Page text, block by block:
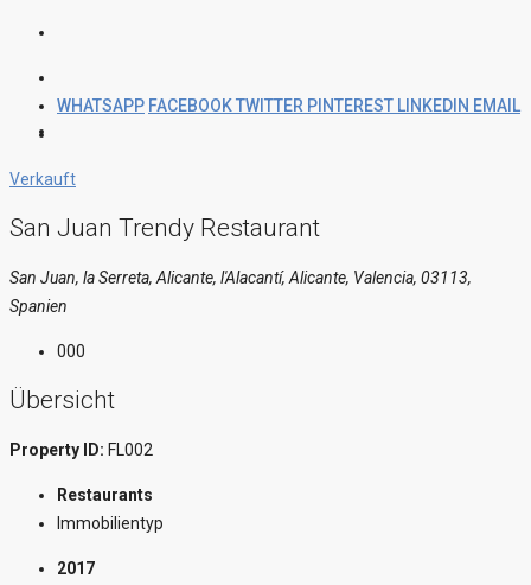
WHATSAPP FACEBOOKTWITTER PINTEREST LINKEDIN EMAIL
Verkauft
San Juan Trendy Restaurant
San Juan, la Serreta, Alicante, l'Alacantí, Alicante, Valencia, 03113,
Spanien
000
Übersicht
Property ID: FL002
Restaurants
Immobilientyp
2017